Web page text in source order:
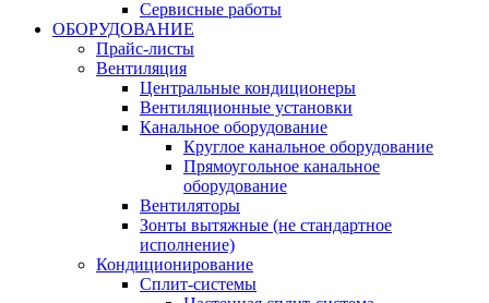
Сервисные работы
ОБОРУДОВАНИЕ
Прайс-листы
Вентиляция
Центральные кондиционеры
Вентиляционные установки
Канальное оборудование
Круглое канальное оборудование
Прямоугольное канальное
оборудование
Вентиляторы
Зонты вытяжные (не стандартное
исполнение)
Кондиционирование
Сплит-системы